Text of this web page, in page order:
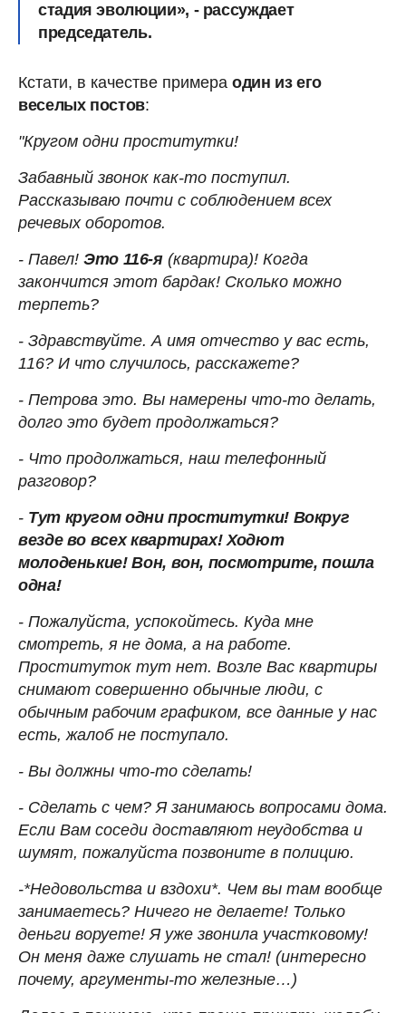
стадия эволюции», - рассуждает
председатель.
Кстати, в качестве примера один из его
веселых постов:
"Кругом одни проститутки!
Забавный звонок как-то поступил.
Рассказываю почти с соблюдением всех
речевых оборотов.
- Павел! Это 116-я(квартира)! Когда
закончится этот бардак! Сколько можно
терпеть?
- Здравствуйте. А имя отчество у вас есть,
116? И что случилось, расскажете?
- Петрова это. Вы намерены что-то делать,
долго это будет продолжаться?
- Что продолжаться, наш телефонный
разговор?
- Тут кругом одни проститутки! Вокруг
везде во всех квартирах! Ходют
молоденькие! Вон, вон, посмотрите, пошла
одна!
- Пожалуйста, успокойтесь. Куда мне
смотреть, я не дома, а на работе.
Проституток тут нет. Возле Вас квартиры
снимают совершенно обычные люди, с
обычным рабочим графиком, все данные у нас
есть, жалоб не поступало.
- Вы должны что-то сделать!
- Сделать с чем? Я занимаюсь вопросами дома.
Если Вам соседи доставляют неудобства и
шумят, пожалуйста позвоните в полицию.
-*Недовольства и вздохи*. Чем вы там вообще
занимаетесь? Ничего не делаете! Только
деньги воруете! Я уже звонила участковому!
Он меня даже слушать не стал! (интересно
почему, аргументы-то железные…)